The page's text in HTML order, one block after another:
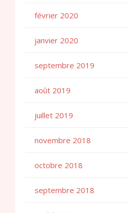
février 2020
janvier 2020
septembre 2019
août 2019
juillet 2019
novembre 2018
octobre 2018
septembre 2018